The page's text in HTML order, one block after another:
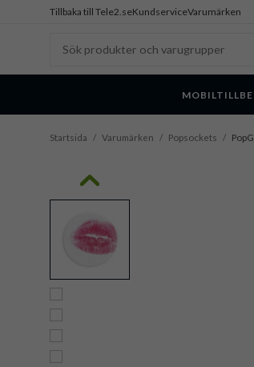
Tillbaka till Tele2.seKundserviceVarumärken
Startsida / Varumärken / Popsockets /